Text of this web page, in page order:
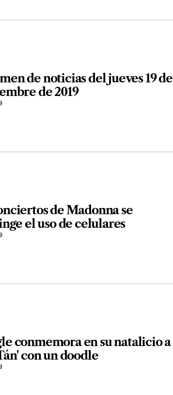
de noticias del jueves 19 de
de 2019
de Madonna se
el uso de celulares
conmemora en su natalicio a
con un doodle